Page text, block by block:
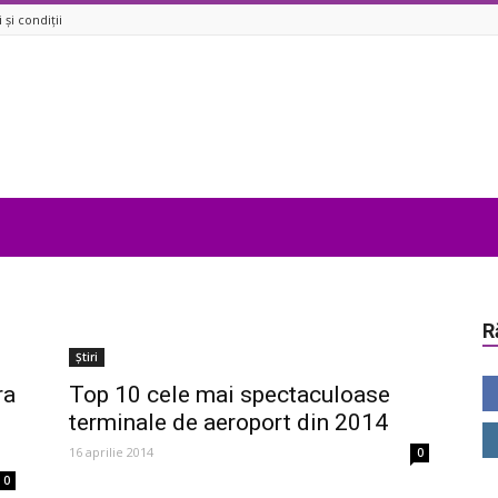
și condiții
0
Știri
Top 10 cele mai spectaculoase
terminale de aeroport din 2014
16 aprilie 2014 0